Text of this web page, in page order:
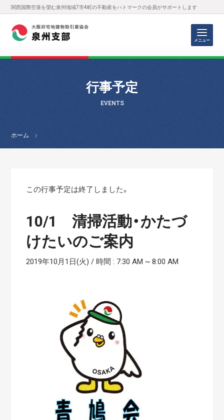
関西国際空港を望む泉州地域7市4町の不動産をハトマークの会員がサポートします
メニュー
行事予定
EVENTS
ホーム
この行事予定は終了しました。
10/1 清掃活動・かたづ
けたいのご案内
2019年10月1日(火) / 時間 : 7:30 AM ~8:00 AM